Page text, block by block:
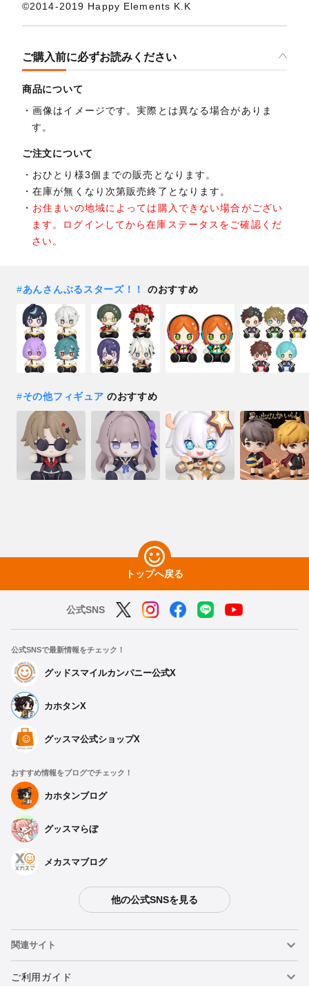
©2014-2019 Happy Elements K.K
ご購入前に必ずお読みください
商品について
画像はイメージです。実際とは異なる場合がありま
す。
ご注文について
おひとり様3個までの販売となります。
在庫が無くなり次第販売終了となります。
お住まいの地域によっては購入できない場合がござい
ます。ログインしてから在庫ステータスをご確認くだ
さい。
#あんさんぶるスターズ！！ のおすすめ
#その他フィギュア のおすすめ
トップへ戻る
公式SNS
公式SNSで最新情報をチェック！
グッドスマイルカンパニー公式X
カホタンX
グッスマ公式ショップX
おすすめ情報をブログでチェック！
カホタンブログ
グッスマらぼ
メカスマブログ
他の公式SNSを見る
関連サイト
ねんどろいど
ご利用ガイド